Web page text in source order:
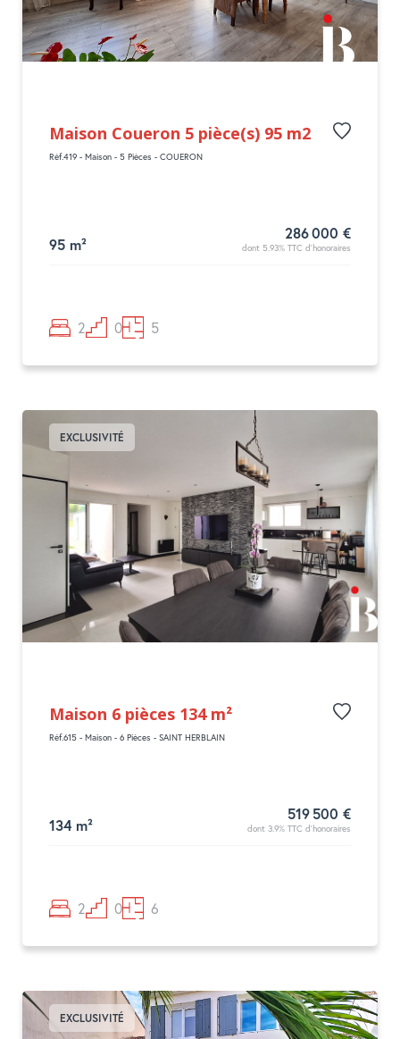
Maison Coueron 5 pièce(s) 95 m2
Réf.419 - Maison - 5 Pièces - COUERON
95 m²
286 000 €
dont 5.93% TTC d'honoraires
2 0 5
EXCLUSIVITÉ
Maison 6 pièces 134 m²
Réf.615 - Maison - 6 Pièces - SAINT HERBLAIN
134 m²
519 500 €
dont 3.9% TTC d'honoraires
2 0 6
EXCLUSIVITÉ